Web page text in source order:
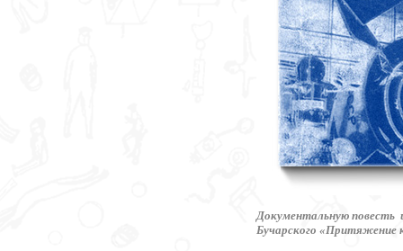
Документальную повесть
Бучарского «Притяжение